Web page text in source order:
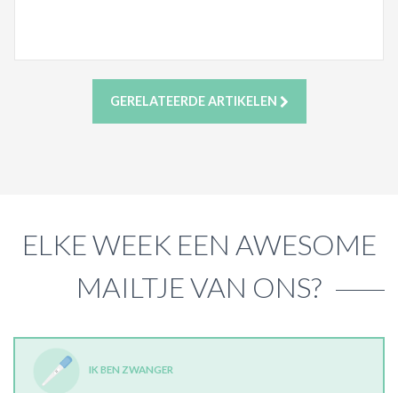
GERELATEERDE ARTIKELEN
ELKE WEEK EEN AWESOME
MAILTJE VAN ONS?
IK BEN ZWANGER